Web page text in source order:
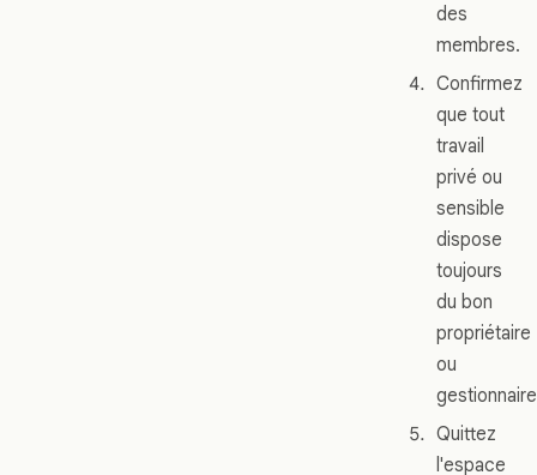
des
membres.
Confirmez
que tout
travail
privé ou
sensible
dispose
toujours
du bon
propriétaire
ou
Quittez
l'espace